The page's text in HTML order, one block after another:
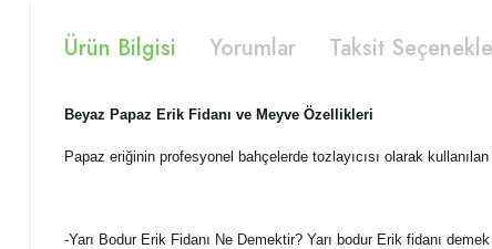
Ürün Bilgisi Yorumlar Taksit
Beyaz Papaz Erik Fidanı ve Meyve Özellikleri
Papaz eriğinin profesyonel bahçelerde tozlayıcısı olarak
-Yarı Bodur Erik Fidanı Ne Demektir? Yarı bodur Erik fidanı